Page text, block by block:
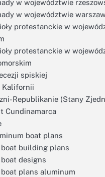
w województwie
w województwie
protestanckie w
protestanckie w
spiskiej
Kalifornii
Republikanie (Stany
Cundinamarca
boat plans
building plans
designs
plans aluminum